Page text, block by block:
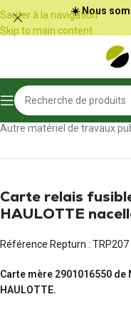
Panneau de gestion des
Sauter à la navigation
Skip to main content
☀️ Nous
Accueil
Autre matériel de travaux
Carte relais
HAULOTTE
Référence Repturn : TRP207
Carte mère 2901016550
HAULOTTE.